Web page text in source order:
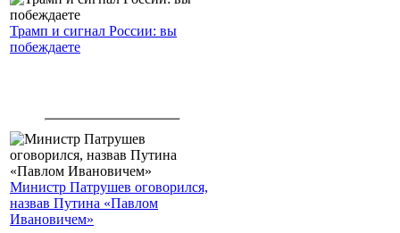
Трамп и сигнал России: вы
побеждаете
Министр Патрушев оговорился,
назвав Путина «Павлом
Ивановичем»